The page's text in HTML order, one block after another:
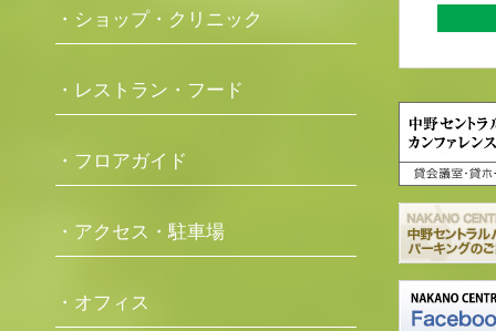
・ショップ・クリニック
・レストラン・フード
・フロアガイド
・アクセス・駐車場
・オフィス